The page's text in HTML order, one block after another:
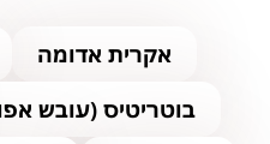
אקרית אדומה
בוטריטיס (עובש